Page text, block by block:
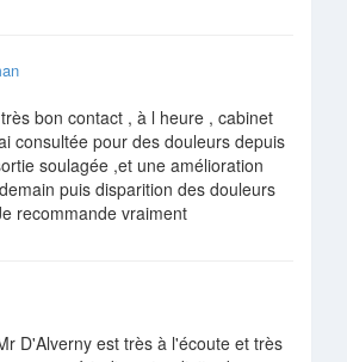
bon contact , à l heure , cabinet
consultée pour des douleurs depuis
soulagée ,et une amélioration
puis disparition des douleurs
recommande vraiment
D'Alverny est très à l'écoute et très